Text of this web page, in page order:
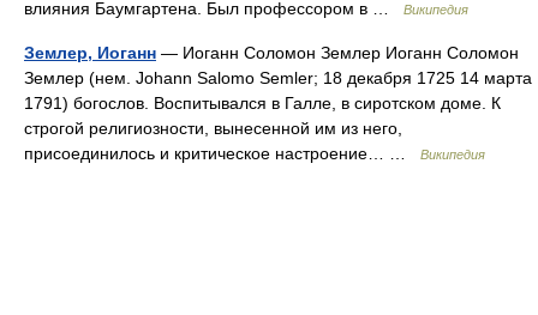
влияния Баумгартена. Был профессором в …
Википедия
Землер, Иоганн — Иоганн Соломон Землер Иоганн Соломон
Землер (нем. Johann Salomo Semler; 18 декабря 1725 14 марта
1791) богослов. Воспитывался в Галле, в сиротском доме. К
строгой религиозности, вынесенной им из него,
присоединилось и критическое настроение… …
Википедия